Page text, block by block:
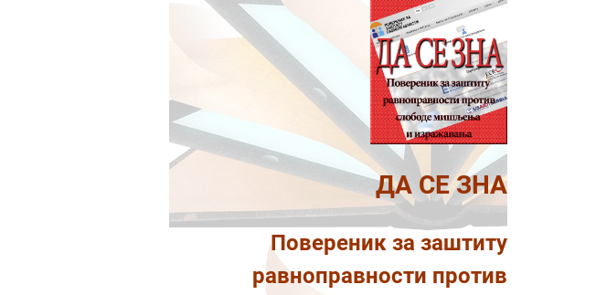
ДА СЕ ЗНА
Повереник за заштиту
равноправности против